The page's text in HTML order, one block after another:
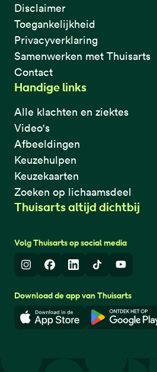
Disclaimer
Toegankelijkheid
Privacyverklaring
Samenwerken met Thuisarts
Contact
Handige links
Alle klachten en ziektes
Video's
Afbeeldingen
Keuzehulpen
Keuzekaarten
Zoeken op lichaamsdeel
Thuisarts altijd dichtbij
Volg Thuisarts op social media
InstagramFacebook
LinkedInTikTokYoutube
Download de app van Thuisarts
Download in de App